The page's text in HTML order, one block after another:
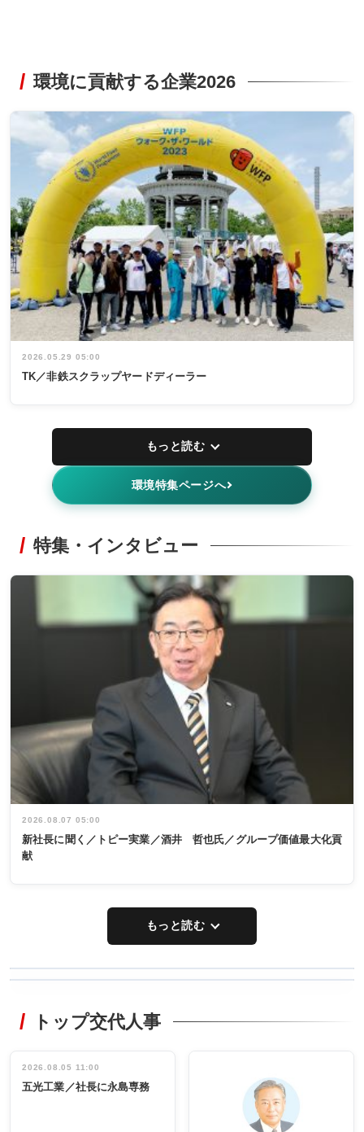
環境に貢献する企業2026
2026.05.29 05:00
TK／非鉄スクラップヤードディーラー
もっと読む
環境特集ページへ
特集・インタビュー
2026.08.07 05:00
新社長に聞く／トピー実業／酒井 哲也氏／グループ価値最大化貢
献
もっと読む
非鉄業界で
インタビュ
ー／社内ア
タックトレー
祝う 業界関
係者ら220人
出席
トップ交代人事
2026.08.05 11:00
五光工業／社長に永島専務